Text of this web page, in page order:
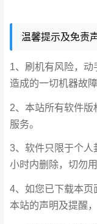
温馨提示及免责
1、刷机有风险，
造成的一切机器故
2、本站所有软件
服务。
3、软件只限于个人
小时内删除，切勿
4、如您已下载本页
本站的声明及提醒，